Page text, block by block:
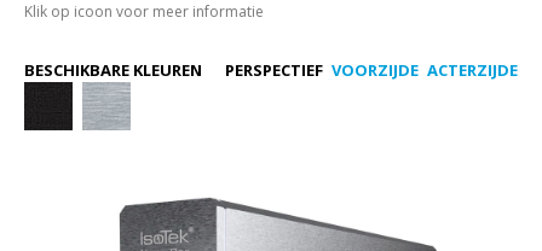
Klik op icoon voor meer informatie
BESCHIKBARE KLEUREN PERSPECTIEF VOORZIJDE ACTERZIJDE